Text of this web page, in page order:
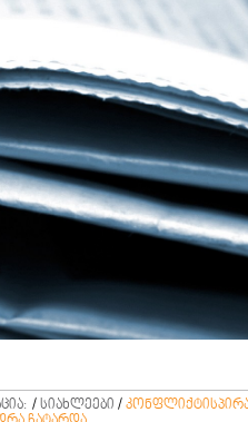
/ სიახლეები /